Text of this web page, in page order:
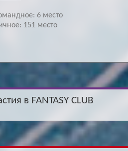
6 место
151 место
в FANTASY CLUB